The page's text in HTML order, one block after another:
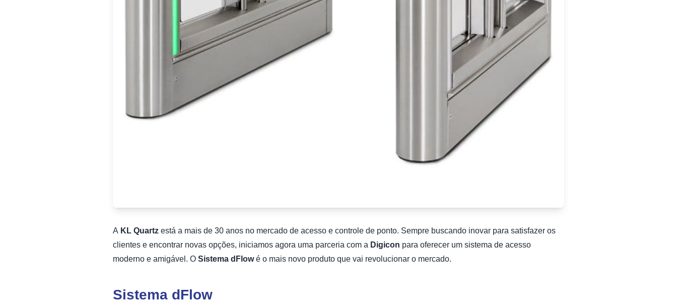
A KL Quartz está a mais de 30 anos no mercado de acesso e controle de ponto. Sempre buscando inovar para satisfazer os
clientes e encontrar novas opções, iniciamos agora uma parceria com a Digicon para oferecer um sistema de acesso
moderno e amigável. O Sistema dFlowé o mais novo produto que vai revolucionar o mercado.
Sistema dFlow